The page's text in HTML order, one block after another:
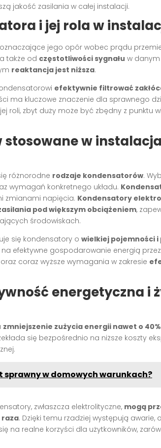
jakość zasilania w całej instalacji.
i jej rola w
jego opór wobec prądu
także od częstotliwości sygnału w danym
reaktancja jest niższa.
efektywnie filtrować
ma kluczowe znaczenie dla sprawnego
roli, zbyt duży może być zbędny z punktu
w
różnorodne rodzaje kondensatorów.
wymagań konkretnego układu.
zmianami napięcia. Kondensatory
pod większym obciążeniem,
środowiskach.
się kondensatory o wielkiej pojemności i
efektywne gospodarowanie energią
coraz wyższe wymagania w zakresie
energetyczna i
zmniejszenie zużycia energii nawet o 40%
się bezpośrednio na niższe koszty
sprawny w domowych warunkach?
zwłaszcza elektrolityczne, mogą
raza. Dzięki temu rzadziej występują awarie,
na realne korzyści dla użytkowników,